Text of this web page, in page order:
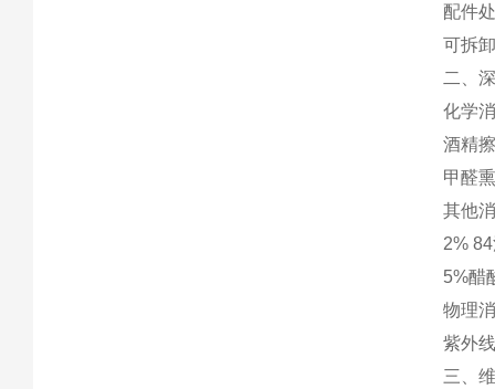
配件
可拆
二、
化学
酒精
甲醛
其他
2%
5%醋
物理
紫外
三、